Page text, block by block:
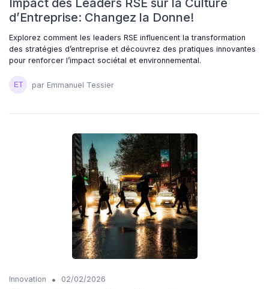
Impact des Leaders RSE sur la Culture
d’Entreprise: Changez la Donne!
Explorez comment les leaders RSE influencent la transformation
des stratégies d’entreprise et découvrez des pratiques innovantes
pour renforcer l’impact sociétal et environnemental.
par Emmanuel Tessier
Innovation • 02/02/2026